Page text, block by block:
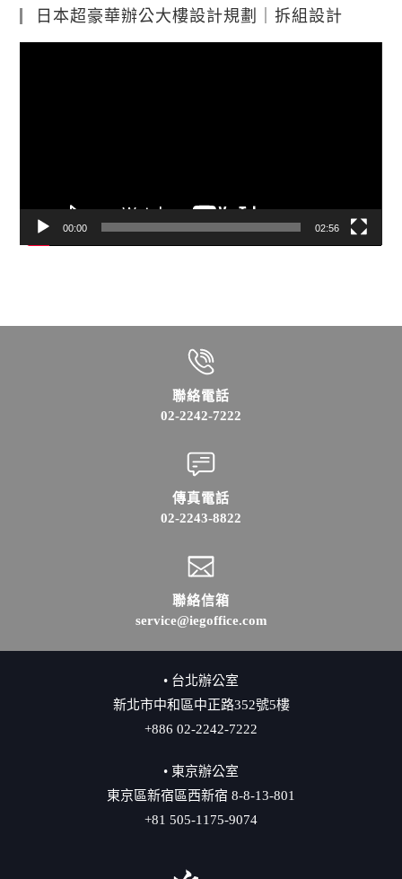
日本超豪華辦公大樓設計規劃｜拆組設計
00:00 02:56
聯絡電話
02-2242-7222
傳真電話
02-2243-8822
聯絡信箱
service@iegoffice.com
• 台北辦公室
新北市中和區中正路352號5樓
+886 02-2242-7222
• 東京辦公室
東京區新宿區西新宿 8-8-13-801
+81 505-1175-9074